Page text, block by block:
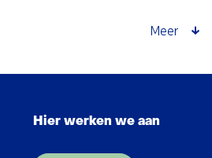
de
Meer
Hier werken we aan